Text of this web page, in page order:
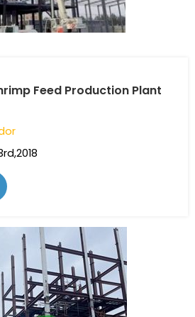
Feed Production Plant